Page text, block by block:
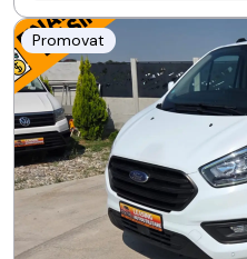
Promovat